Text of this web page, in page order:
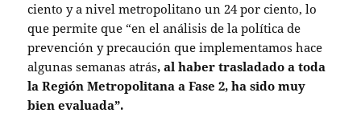
ciento y a nivel metropolitano un 24 por ciento, lo
que permite que “en el análisis de la política de
prevención y precaución que implementamos hace
algunas semanas atrás, al haber trasladado a toda
la Región Metropolitana a Fase 2, ha sido muy
bien evaluada”.